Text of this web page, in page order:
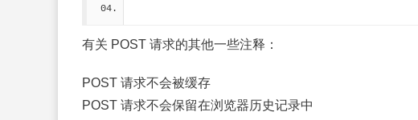
有关 POST 请求的其他一些注释：
POST 请求不会被缓存
POST 请求不会保留在浏览器历史记录中